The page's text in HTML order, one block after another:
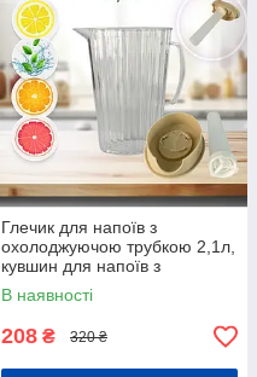
Глечик для напоїв з
охолоджуючою трубкою 2,1л,
кувшин для напоїв з
охолоджуючою трубкою 2,1л
В наявності
208 ₴ 320 ₴